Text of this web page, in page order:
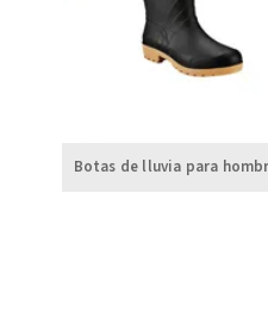
Botas de lluvia para